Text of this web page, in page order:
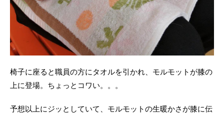
椅子に座ると職員の方にタオルを引かれ、モルモットが膝の
上に登場。ちょっとコワい。。。
予想以上にジッとしていて、モルモットの生暖かさが膝に伝